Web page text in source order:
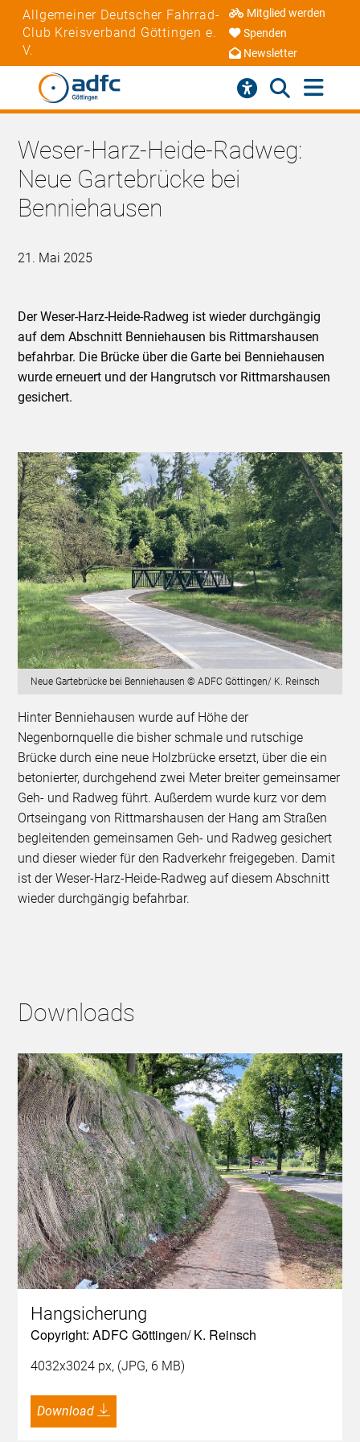
Allgemeiner Deutscher Fahrrad-
Club Kreisverband Göttingen e.
V.
Mitglied werden
Spenden
Newsletter
Weser-Harz-Heide-Radweg:
Neue Gartebrücke bei
Benniehausen
21. Mai 2025
Der Weser-Harz-Heide-Radweg ist wieder durchgängig
auf dem Abschnitt Benniehausen bis Rittmarshausen
befahrbar. Die Brücke über die Garte bei Benniehausen
wurde erneuert und der Hangrutsch vor Rittmarshausen
gesichert.
Neue Gartebrücke bei Benniehausen © ADFC Göttingen/ K. Reinsch
Hinter Benniehausen wurde auf Höhe der
Negenbornquelle die bisher schmale und rutschige
Brücke durch eine neue Holzbrücke ersetzt, über die ein
betonierter, durchgehend zwei Meter breiter gemeinsamer
Geh- und Radweg führt. Außerdem wurde kurz vor dem
Ortseingang von Rittmarshausen der Hang am Straßen
begleitenden gemeinsamen Geh- und Radweg gesichert
und dieser wieder für den Radverkehr freigegeben. Damit
ist der Weser-Harz-Heide-Radweg auf diesem Abschnitt
wieder durchgängig befahrbar.
Downloads
Hangsicherung
Copyright: ADFC Göttingen/ K. Reinsch
4032x3024 px, (JPG, 6 MB)
Download